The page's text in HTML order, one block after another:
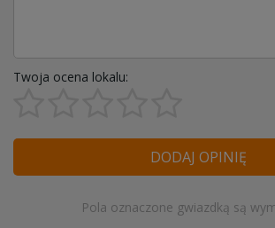
Twoja ocena lokalu:
DODAJ OPINIĘ
Pola oznaczone gwiazdką są